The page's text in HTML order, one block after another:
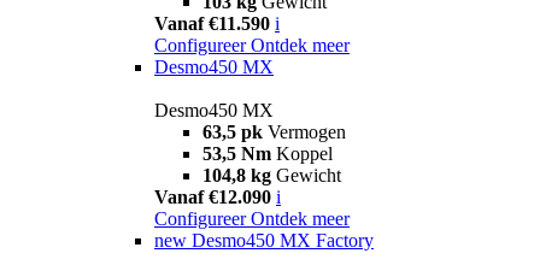
Vanaf €11.590 i
Configureer Ontdek meer
Desmo450 MX
Desmo450 MX
63,5 pk Vermogen
53,5 Nm Koppel
104,8 kg Gewicht
Vanaf €12.090 i
Configureer Ontdek meer
new Desmo450 MX Factory